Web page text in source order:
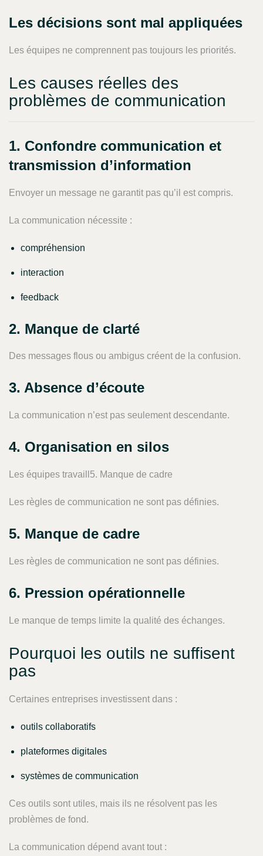
Les décisions sont mal appliquées
Les équipes ne comprennent pas toujours les priorités.
Les causes réelles des
problèmes de communication
1. Confondre communication et
transmission d’information
Envoyer un message ne garantit pas qu’il est compris.
La communication nécessite :
compréhension
interaction
feedback
2. Manque de clarté
Des messages flous ou ambigus créent de la confusion.
3. Absence d’écoute
La communication n’est pas seulement descendante.
4. Organisation en silos
Les équipes travaill5. Manque de cadre
Les règles de communication ne sont pas définies.
5. Manque de cadre
Les règles de communication ne sont pas définies.
6. Pression opérationnelle
Le manque de temps limite la qualité des échanges.
Pourquoi les outils ne suffisent
pas
Certaines entreprises investissent dans :
outils collaboratifs
plateformes digitales
systèmes de communication
Ces outils sont utiles, mais ils ne résolvent pas les
problèmes de fond.
La communication dépend avant tout :